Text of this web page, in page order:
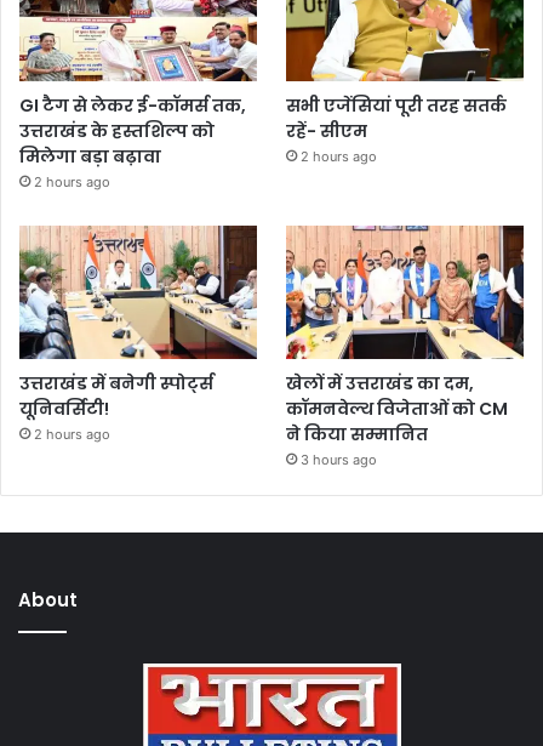
GI टैग से लेकर ई-कॉमर्स तक,
उत्तराखंड के हस्तशिल्प को
मिलेगा बड़ा बढ़ावा
2 hours ago
सभी एजेंसियां पूरी तरह सतर्क
रहें- सीएम
2 hours ago
उत्तराखंड में बनेगी स्पोर्ट्स
यूनिवर्सिटी!
2 hours ago
खेलों में उत्तराखंड का दम,
कॉमनवेल्थ विजेताओं को CM
ने किया सम्मानित
3 hours ago
About